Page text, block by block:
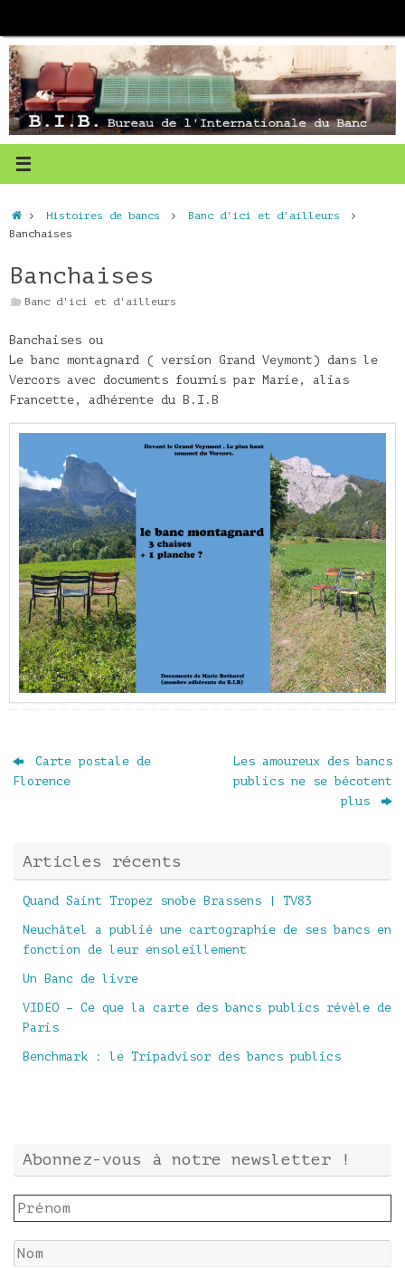
contenu
AccueilHistoires de bancs
Banc d'ici et d'ailleurs
Banchaises
Banchaises
Banc d'ici et d'ailleurs
Banchaises ou
Le banc montagnard ( version Grand Veymont) dans le
Vercors avec documents fournis par Marie, alias
Francette, adhérente du B.I.B
Carte postale de
Florence
Les amoureux des bancs
publics ne se bécotent
plus
Articles récents
Quand Saint Tropez snobe Brassens | TV83
Neuchâtel a publié une cartographie de ses bancs en
fonction de leur ensoleillement
Un Banc de livre
VIDEO – Ce que la carte des bancs publics révèle de
Paris
Benchmark : le Tripadvisor des bancs publics
Abonnez-vous à notre newsletter !